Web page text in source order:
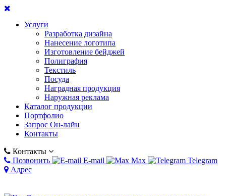
Услуги
Разработка дизайна
Нанесение логотипа
Изготовление бейджей
Полиграфия
Текстиль
Посуда
Наградная продукция
Наружная реклама
Каталог продукции
Портфолио
Запрос Он-лайн
Контакты
Контакты
Позвонить
E-mail Max
Telegram
Адрес